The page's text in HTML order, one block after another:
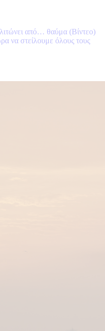
από… θαύμα (Βίντεο)
να στείλουμε όλους τους